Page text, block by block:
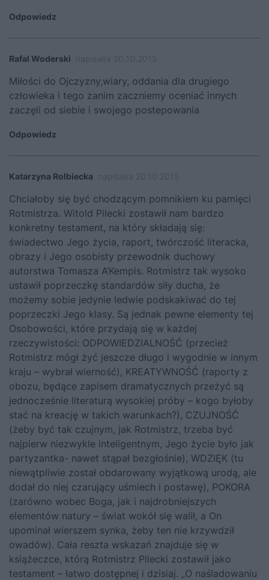
Odpowiedz
Rafal Woderski
Miłości do Ojczyzny,wiary, oddania dla drugiego
człowieka i tego zanim zaczniemy oceniać innych
zaczęli od siebie i swojego postepowania
Odpowiedz
Katarzyna Rolbiecka
Chciałoby się być chodzącym pomnikiem ku pamięci
Rotmistrza. Witold Pilecki zostawił nam bardzo
konkretny testament, na który składają się:
świadectwo Jego życia, raport, twórczość literacka,
obrazy i Jego osobisty przewodnik duchowy
autorstwa Tomasza A’Kempis. Rotmistrz tak wysoko
ustawił poprzeczkę standardów siły ducha, że
możemy sobie jedynie ledwie podskakiwać do tej
poprzeczki Jego klasy. Są jednak pewne elementy tej
Osobowości, które przydają się w każdej
rzeczywistości: ODPOWIEDZIALNOŚĆ (przecież
Rotmistrz mógł żyć jeszcze długo i wygodnie w innym
kraju – wybrał wierność), KREATYWNOŚĆ (raporty z
obozu, będące zapisem dramatycznych przeżyć są
jednocześnie literaturą wysokiej próby – kogo byłoby
stać na kreację w takich warunkach?), CZUJNOŚĆ
(żeby być tak czujnym, jak Rotmistrz, trzeba być
najpierw niezwykle inteligentnym, Jego życie było jak
partyzantka- nawet stąpał bezgłośnie), WDZIĘK (tu
niewątpliwie został obdarowany wyjątkową urodą, ale
dodał do niej czarujący uśmiech i postawę), POKORA
(zarówno wobec Boga, jak i najdrobniejszych
elementów natury – świat wokół się walił, a On
upominał wierszem synka, żeby ten nie krzywdził
owadów). Cała reszta wskazań znajduje się w
książeczce, którą Rotmistrz Pilecki zostawił jako
testament – łatwo dostępnej i dzisiaj. „O naśladowaniu